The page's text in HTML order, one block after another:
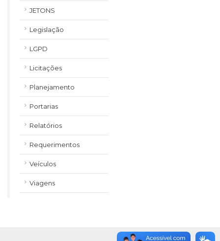
JETONS
Legislação
LGPD
Licitações
Planejamento
Portarias
Relatórios
Requerimentos
Veículos
Viagens